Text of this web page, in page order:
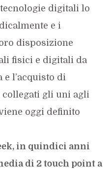
digitali lo
e i
disposizione
fisici e digitali da
l’acquisto di
collegati gli uni agli
oggi definito
in quindici anni
di 2 touch point a